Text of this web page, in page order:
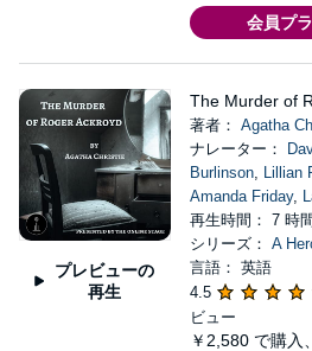
会員プ
プレビューの
再生
The Murder of
著者： Agatha
ナレーター：
Burlinson, Lillian
Amanda Friday,
再生時間： 7 時
シリーズ： A
言語： 英語
4.5
ビュー
￥2,580 で購入